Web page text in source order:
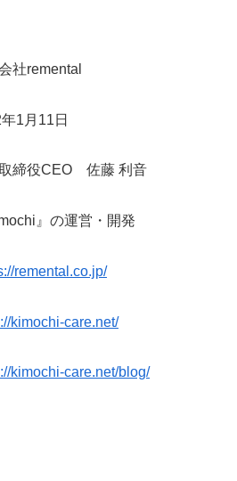
11日
役CEO 佐藤 利音
』の運営・開発
remental.co.jp/
kimochi-care.net/
kimochi-care.net/blog/